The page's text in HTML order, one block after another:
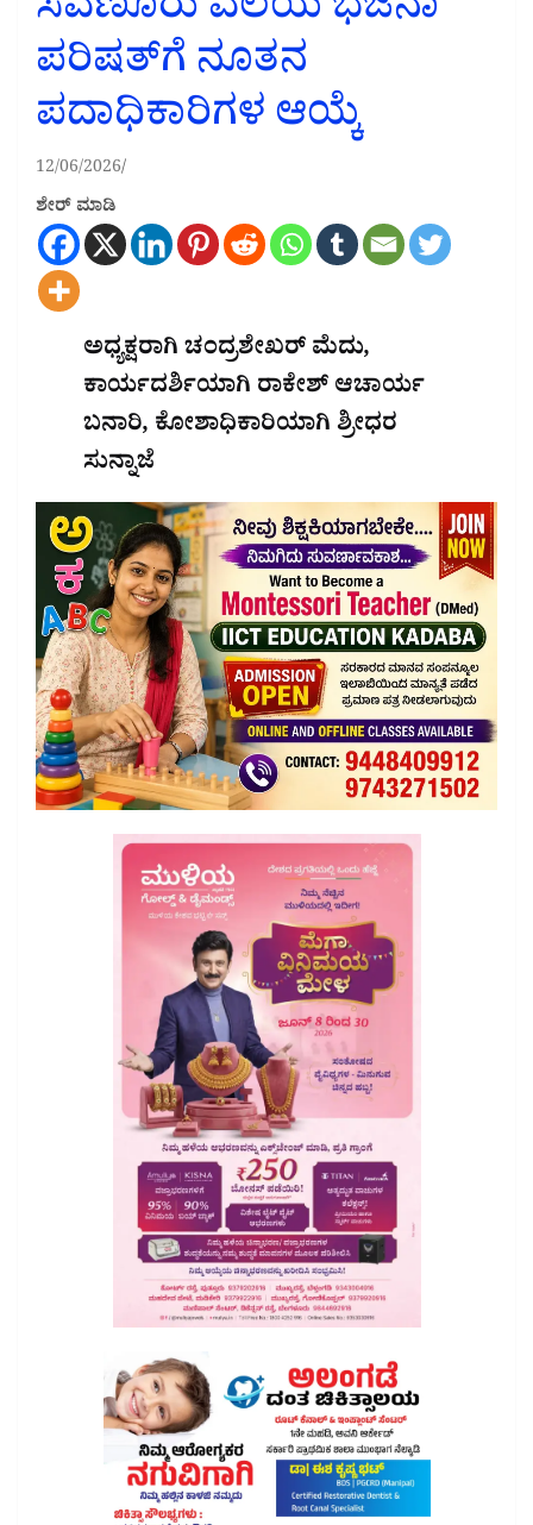
ಪರಿಷತ್‌ಗೆ ನೂತನ
ಪದಾಧಿಕಾರಿಗಳ ಆಯ್ಕೆ
12/06/2026
ಶೇರ್ ಮಾಡಿ
ಅಧ್ಯಕ್ಷರಾಗಿ ಚಂದ್ರಶೇಖರ್ ಮೆದು,
ಕಾರ್ಯದರ್ಶಿಯಾಗಿ ರಾಕೇಶ್ ಆಚಾರ್ಯ
ಬನಾರಿ, ಕೋಶಾಧಿಕಾರಿಯಾಗಿ ಶ್ರೀಧರ
ಸುನ್ನಾಜೆ